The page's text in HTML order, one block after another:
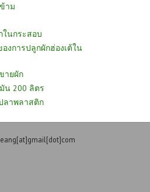
าม
ในกระสอบ
งการปลูกผักฮ่องเต้ใน
ายผัก
น 200 ลิตร
ลาพลาสติก